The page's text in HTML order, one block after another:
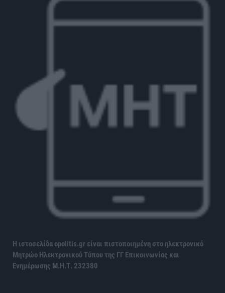
Η ιστοσελίδα opolitis.gr είναι πιστοποιημένη στο ηλεκτρονικό
Μητρώο Ηλεκτρονικού Τύπου της ΓΓ Επικοινωνίας και
Ενημέρωσης Μ.Η.Τ. 232380